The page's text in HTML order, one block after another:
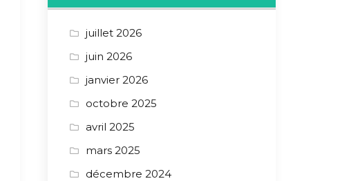
juillet 2026
juin 2026
janvier 2026
octobre 2025
avril 2025
mars 2025
décembre 2024